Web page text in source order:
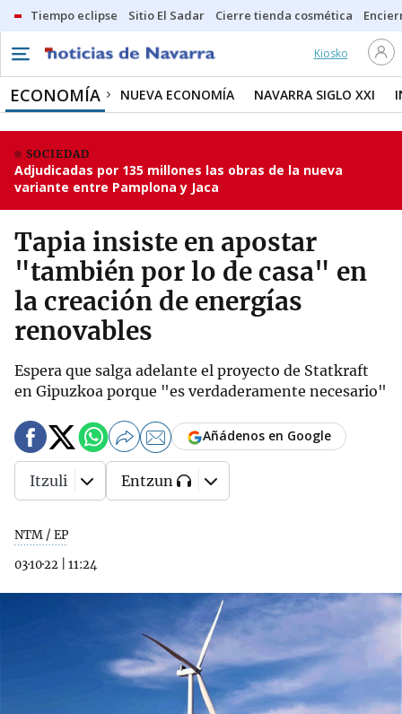
Tiempo eclipse Sitio El Sadar Cierre tienda cosmética
Kiosko
ECONOMÍA NUEVA ECONOMÍA NAVARRA SIGLO XXI
SOCIEDAD
Adjudicadas por 135 millones las obras de la nueva
variante entre Pamplona y Jaca
Tapia insiste en apostar
"también por lo de casa" en
la creación de energías
renovables
Espera que salga adelante el proyecto de Statkraft
en Gipuzkoa porque "es verdaderamente necesario"
NTM / EP
03·10·22
11:24
Añádenos en Google
Itzuli Entzun